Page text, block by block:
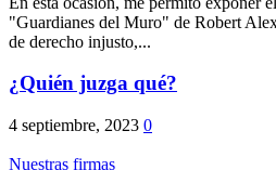
"Guardianes del Muro" de Robert
de derecho injusto,...
¿Quién juzga qué?
4 septiembre, 2023 0
Nuestras firmas